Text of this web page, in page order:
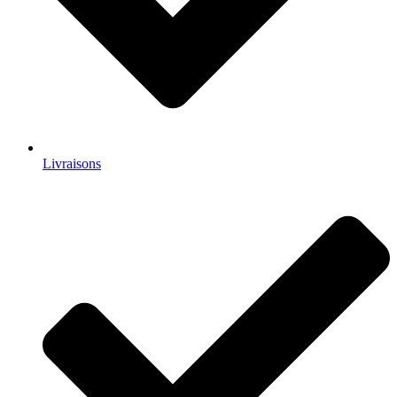
Livraisons